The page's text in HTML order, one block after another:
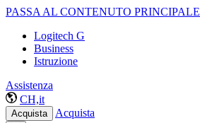
PASSA AL CONTENUTO PRINCIPALE
Logitech G
Business
Istruzione
Assistenza
CH,it
Acquista Acquista